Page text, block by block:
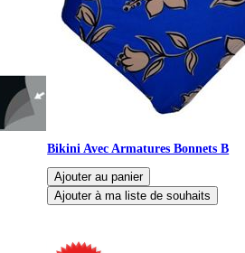
Bikini Avec Armatures Bonnets B